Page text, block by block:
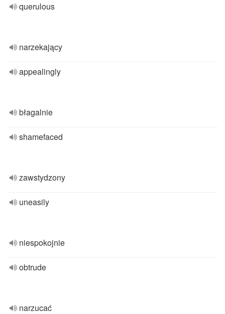
querulous
narzekający
appealingly
błagalnie
shamefaced
zawstydzony
uneasily
niespokojnie
obtrude
narzucać